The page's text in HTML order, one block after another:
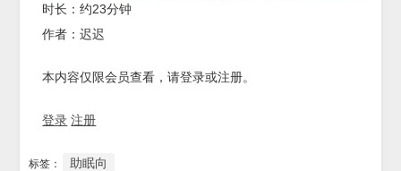
时长：约23分钟
作者：迟迟
本内容仅限会员查看，请登录或注册。
登录 注册
标签： 助眠向